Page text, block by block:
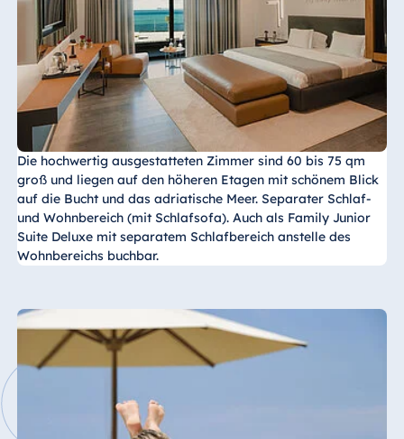
Die hochwertig ausgestatteten Zimmer sind 60 bis 75 qm
groß und liegen auf den höheren Etagen mit schönem Blick
auf die Bucht und das adriatische Meer. Separater Schlaf-
und Wohnbereich (mit Schlafsofa). Auch als Family Junior
Suite Deluxe mit separatem Schlafbereich anstelle des
Wohnbereichs buchbar.